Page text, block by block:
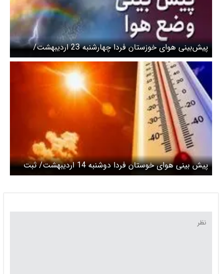
پیش‌بینی هوای خوزستان فردا چهارشنبه 23 اردیبهشت/
کاهش سه تا پنج درجه‌ای دما
پیش بینی هوای خوستان فردا دوشنبه 14 اردیبهشت/ ثبت
دمای بالای ۴۱ درجه در رامشیر